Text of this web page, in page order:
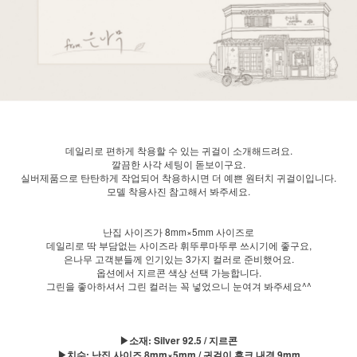
데일리로 편하게 착용할 수 있는 귀걸이 소개해드려요.
깔끔한 사각 세팅이 돋보이구요.
실버제품으로 탄탄하게 작업되어 착용하시면 더 예쁜 원터치 귀걸이입니다.
모델 착용사진 참고해서 봐주세요.
난집 사이즈가 8mm×5mm 사이즈로
데일리로 딱 부담없는 사이즈라 휘뚜루마뚜루 쓰시기에 좋구요,
은나무 고객분들께 인기있는 3가지 컬러로 준비했어요.
옵션에서 지르콘 색상 선택 가능합니다.
그린을 좋아하셔서 그린 컬러는 꼭 넣었으니 눈여겨 봐주세요^^
▶소재: Silver 92.5 / 지르콘